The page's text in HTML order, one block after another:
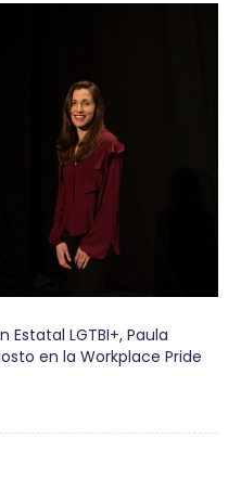
LGTBI+, Paula
en la Workplace Pride